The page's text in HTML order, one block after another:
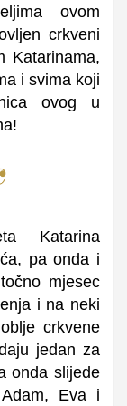
ovom
crkveni
Katarinama,
i svima koji
ovog u
Katarina
pa onda i
mjesec
i na neki
crkvene
jedan za
onda slijede
Eva i